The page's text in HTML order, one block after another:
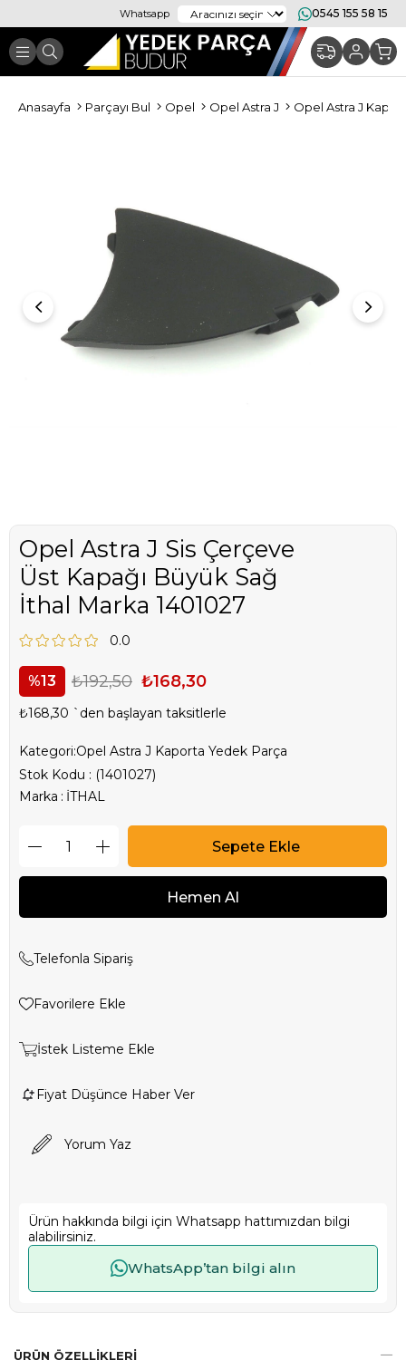
Whatsapp 0545 155 58 15
Anasayfa Parçayı Bul Opel Opel Astra J Opel Astra J
Opel Astra J Sis Çerçeve
Üst Kapağı Büyük Sağ
İthal Marka 1401027
0.0
13 ₺192,50 ₺168,30
₺168,30 `den başlayan taksitlerle
Kategori:Opel Astra J Kaporta Yedek Parça
Stok Kodu
(1401027)
Marka : İTHAL
Telefonla Sipariş
Favorilere Ekle
İstek Listeme Ekle
Fiyat Düşünce Haber Ver
Yorum Yaz
Ürün hakkında bilgi için Whatsapp hattımızdan bilgi
alabilirsiniz.
WhatsApp’tan bilgi alın
ÜRÜN ÖZELLIKLERI